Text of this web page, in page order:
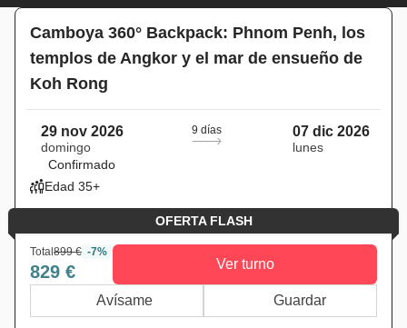
Camboya 360° Backpack: Phnom Penh, los
templos de Angkor y el mar de ensueño de
Koh Rong
29 nov 2026
domingo
9 días 07 dic 2026
lunes
Confirmado
Edad 35+
OFERTA FLASH
Total899 € -7%
829 € Ver turno
Avísame Guardar